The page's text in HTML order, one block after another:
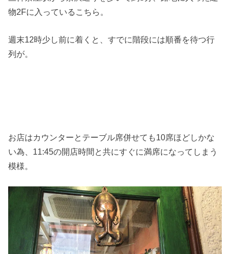
物2Fに入っているこちら。
週末12時少し前に着くと、すでに階段には順番を待つ行
列が。
お店はカウンターとテーブル席併せても10席ほどしかな
い為、11:45の開店時間と共にすぐに満席になってしまう
模様。